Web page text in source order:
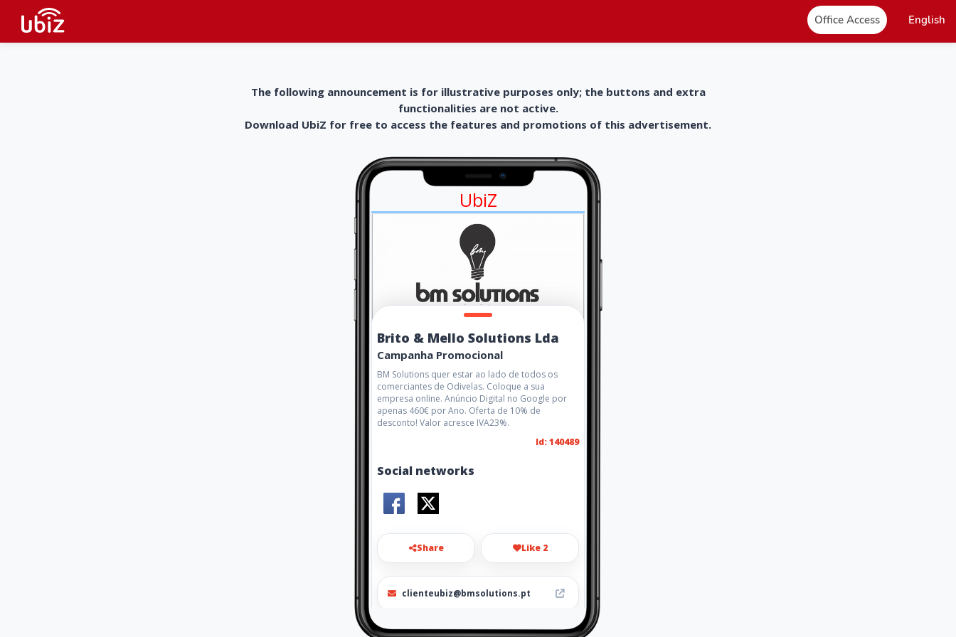
Office Access English
The following announcement is for illustrative purposes only; the buttons and extra
functionalities are not active.
Download UbiZ for free to access the features and promotions of this advertisement.
UbiZ
Brito & Mello Solutions Lda
Campanha Promocional
BM Solutions quer estar ao lado de todos os
comerciantes de Odivelas. Coloque a sua
empresa online. Anúncio Digital no Google por
apenas 460€ por Ano. Oferta de 10% de
desconto! Valor acresce IVA23%.
Id: 140489
Social networks
Share Like 2
clienteubiz@bmsolutions.pt